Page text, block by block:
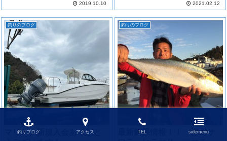
2019.10.10 2021.02.12
釣りのブログ
マリーナ新規入会ありがと
釣りのブログ
最新釣果情報！！ 極太サ
釣りブログ アクセス TEL sidemenu